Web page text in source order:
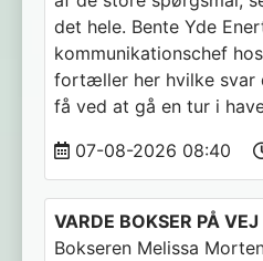
det hele. Bente Yde
kommunikationschef
fortæller her hvilke svar
få ved at gå en tur i
07-08-2026 08:40
VARDE BOKSER PÅ
Bokseren Melissa